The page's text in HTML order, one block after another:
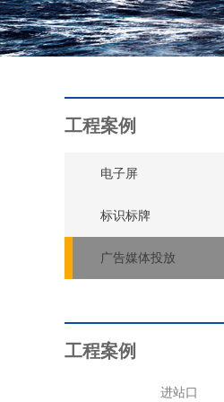
工程案例
电子屏
标识标牌
广告媒体投放
工程案例